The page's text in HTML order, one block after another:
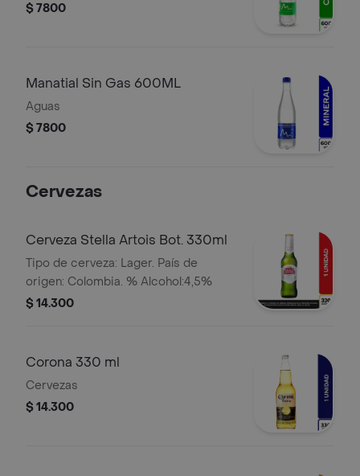
$ 7800
Manatial Sin Gas 600ML
Aguas
$ 7800
Cervezas
Cerveza Stella Artois Bot. 330ml
Tipo de cerveza: Lager. País de
origen: Colombia. % Alcohol:4,5%
$ 14.300
Corona 330 ml
Cervezas
$ 14.300